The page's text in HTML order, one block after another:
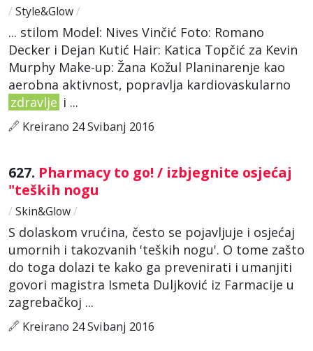
/ Style&Glow/
... stilom Model: Nives Vinčić Foto: Romano
Decker i Dejan Kutić Hair: Katica Topčić za Kevin
Murphy Make-up: Žana Kožul Planinarenje kao
aerobna aktivnost, popravlja kardiovaskularno
zdravlje i ...
Kreirano 24 Svibanj 2016
627. Pharmacy to go! / izbjegnite osjećaj
"teških nogu
/ Skin&Glow/
S dolaskom vrućina, često se pojavljuje i osjećaj
umornih i takozvanih 'teških nogu'. O tome zašto
do toga dolazi te kako ga prevenirati i umanjiti
govori magistra Ismeta Duljković iz Farmacije u
zagrebačkoj ...
Kreirano 24 Svibanj 2016